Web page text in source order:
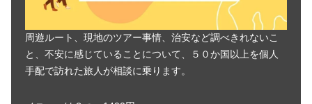
周遊ルート、現地のツアー事情、治安など調べきれないこ
と、不安に感じていることについて、５０か国以上を個人
手配で訪れた旅人が相談に乗ります。